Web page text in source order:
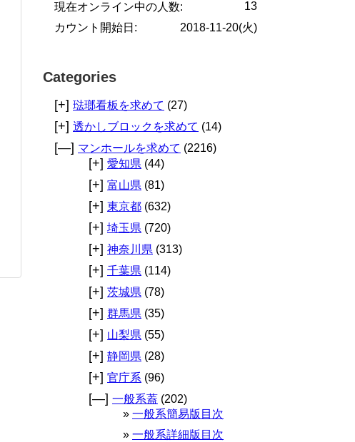
13
現在オンライン中の人数:
2018-11-20(火)
カウント開始日:
Categories
[+] 琺瑯看板を求めて (27)
[+] 透かしブロックを求めて (14)
[—] マンホールを求めて (2216)
[+] 愛知県 (44)
[+] 富山県 (81)
[+] 東京都 (632)
[+] 埼玉県 (720)
[+] 神奈川県 (313)
[+] 千葉県 (114)
[+] 茨城県 (78)
[+] 群馬県 (35)
[+] 山梨県 (55)
[+] 静岡県 (28)
[+] 官庁系 (96)
[—] 一般系蓋 (202)
一般系簡易版目次
一般系詳細版目次